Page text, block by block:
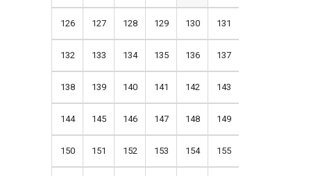
126 127 128 129 130 131
132 133 134 135 136 137
138 139 140 141 142 143
144 145 146 147 148 149
150 151 152 153 154 155